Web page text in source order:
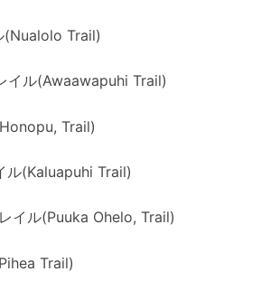
(Nualolo Trail)
イル(Awaawapuhi Trail)
Trail)
ル(Kaluapuhi Trail)
イル(Puuka Ohelo, Trail)
Trail)